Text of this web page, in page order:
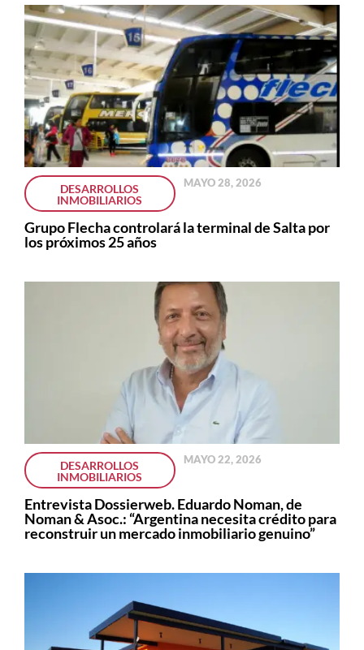
DESARROLLOS
INMOBILIARIOS
MAYO 28, 2026
Grupo Flecha controlará la terminal de Salta por
los próximos 25 años
DESARROLLOS
INMOBILIARIOS
MAYO 22, 2026
Entrevista Dossierweb. Eduardo Noman, de
Noman & Asoc.: “Argentina necesita crédito para
reconstruir un mercado inmobiliario genuino”